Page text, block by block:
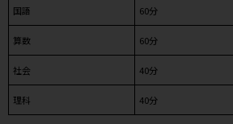
国語 60分
算数 60分
社会 40分
理科 40分